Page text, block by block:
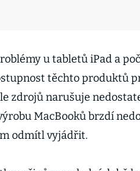
u tabletů iPad a
těchto produktů
zdrojů narušuje
MacBooků brzdí
odmítl vyjádřit.